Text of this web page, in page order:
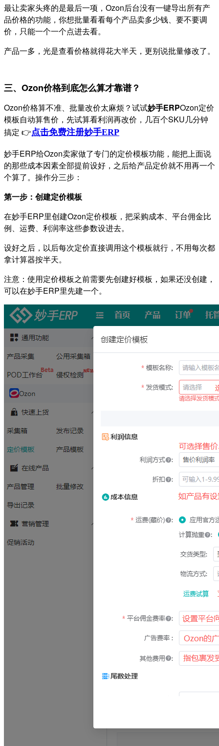
最让卖家头疼的是最后一项，Ozon后台没有一键导出所有产
品价格的功能，你想批量看看每个产品卖多少钱、要不要调
价，只能一个一个点进去看。
产品一多，光是查看价格就得花大半天，更别说批量修改了。
三、Ozon价格到底怎么算才靠谱？
Ozon价格算不准、批量改价太麻烦？试试妙手ERPOzon定价
模板自动算售价，先试算看利润再改价，几百个SKU几分钟
搞定 👉点击免费注册妙手ERP
妙手ERP给Ozon卖家做了专门的定价模板功能，能把上面说
的那些成本因素全部提前设好，之后给产品定价就不用再一个
个算了。操作分三步：
第一步：创建定价模板
在妙手ERP里创建Ozon定价模板，把采购成本、平台佣金比
例、运费、利润率这些参数设进去。
设好之后，以后每次定价直接调用这个模板就行，不用每次都
拿计算器按半天。
注意：使用定价模板之前需要先创建好模板，如果还没创建，
可以在妙手ERP里先建一个。